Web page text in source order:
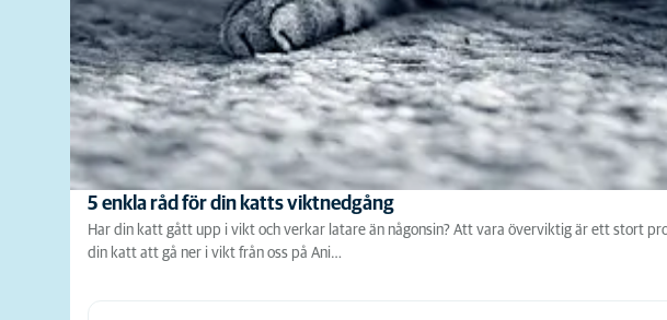
5 enkla råd för din katts viktnedgång
Har din katt gått upp i vikt och verkar latare än någonsin? Att vara överviktig är ett stort
din katt att gå ner i vikt från oss på Ani…